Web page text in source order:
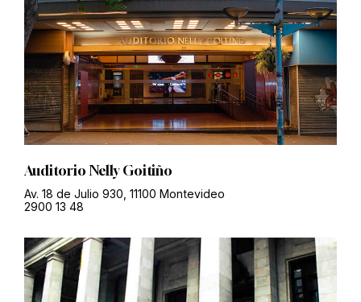
Auditorio Nelly Goitiño
Av. 18 de Julio 930, 11100 Montevideo
2900 13 48